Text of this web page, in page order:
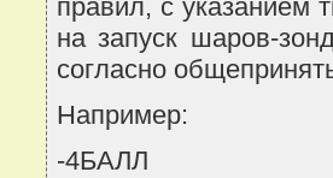
правил, с указанием
на запуск шаров-
согласно
Например:
-4БАЛЛ